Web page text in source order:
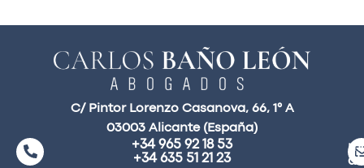
C/ Pintor Lorenzo Casanova, 66, 1° A
03003 Alicante (España)
+34 965 92 18 53
+34 635 51 21 23